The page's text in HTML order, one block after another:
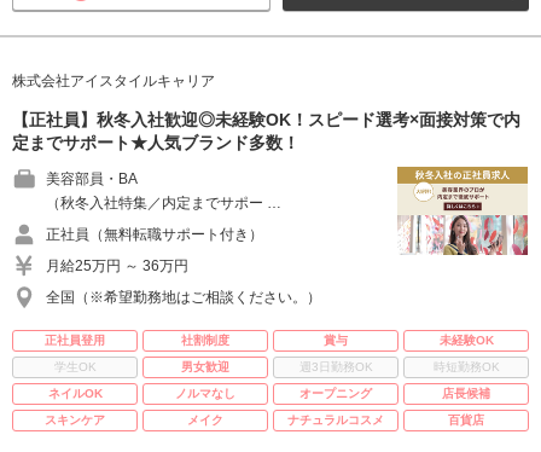
株式会社アイスタイルキャリア
【正社員】秋冬入社歓迎◎未経験OK！スピード選考×面接対策で内
定までサポート★人気ブランド多数！
美容部員・BA
（秋冬入社特集／内定までサポー …
正社員（無料転職サポート付き）
月給25万円 ～ 36万円
全国（※希望勤務地はご相談ください。）
正社員登用 社割制度 賞与
未経験OK
学生OK
男女歓迎 週3日勤務OK
時短勤務OK
ネイルOK
ノルマなし オープニング
店長候補
スキンケア
メイク ナチュラルコスメ 百貨店